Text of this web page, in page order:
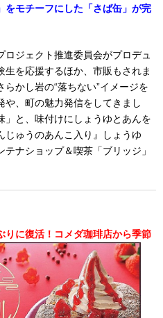
をモチーフにした「さば缶」が完
ジェクト推進委員会がプロデュ
を応援するほか、市販もされま
かし岩の“落ちない”イメージを
、町の魅力発信をしてきまし
」と、味付けにしょうゆとあんを
じゅうのあんこ入り』しょうゆ
ナショップ＆喫茶「ブリッジ」
りに復活！コメダ珈琲店から季節